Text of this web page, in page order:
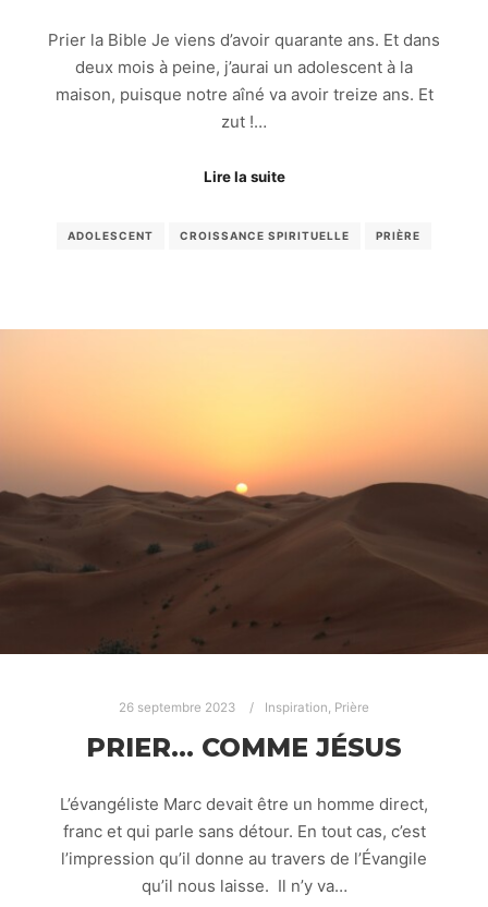
Prier la Bible Je viens d’avoir quarante ans. Et dans
deux mois à peine, j’aurai un adolescent à la
maison, puisque notre aîné va avoir treize ans. Et
zut !…
Lire la suite
ADOLESCENT CROISSANCE SPIRITUELLE PRIÈRE
26 septembre 2023 Inspiration, Prière
PRIER… COMME JÉSUS
L’évangéliste Marc devait être un homme direct,
franc et qui parle sans détour. En tout cas, c’est
l’impression qu’il donne au travers de l’Évangile
qu’il nous laisse. Il n’y va…